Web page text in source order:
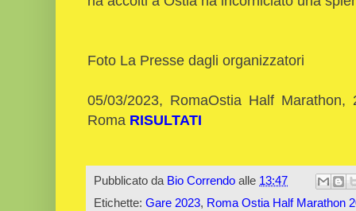
Foto La Presse dagli organizzatori
05/03/2023, RomaOstia Half
Roma RISULTATI
Pubblicato da Bio Correndo alle 13:47
Etichette: Gare 2023, Roma Ostia Half Marathon